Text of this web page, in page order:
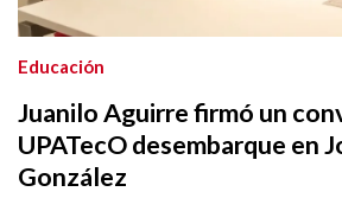
Juanilo Aguirre firmó un
UPATecO desembarque en
González
Educación